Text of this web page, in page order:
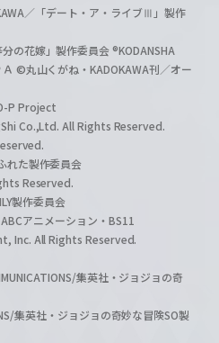
／「デート・ア・ライブⅢ」製作
の花嫁」製作委員会 ®KODANSHA
©丸山くがね・KADOKAWA刊／オー
P Project
Co.,Ltd. All Rights Reserved.
れた製作委員会
Reserved.
製作委員会
アニメーション・BS11
Inc. All Rights Reserved.
集英社・ジョジョの奇
集英社・ジョジョの奇妙な冒険SO製